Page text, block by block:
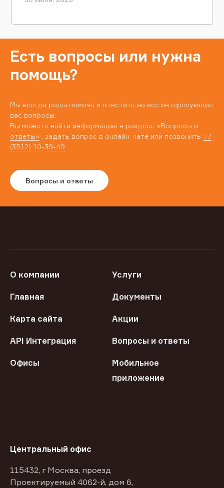
Есть вопросы или нужна
помощь?
Мы всегда рады помочь и ответить на все интересующие
вас вопросы.
Вы можете найти информацию в разделе «Вопросы и
ответы» , задать вопрос в онлайн-чате или позвонить +7
(3512) 10-39-49
Вопросы и ответы
О компании Услуги
Главная Документы
Карта сайта Акции
API Интеграция Вопросы и ответы
Офисы
Мобильное
приложение
Центральный офис
115432, г Москва, проезд
Проектируемый 4062-й, дом 6,